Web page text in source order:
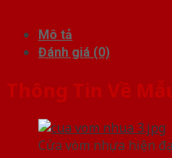
Mô tả
Đánh giá (0)
Thông Tin Về
Cửa vòm nhựa hiện